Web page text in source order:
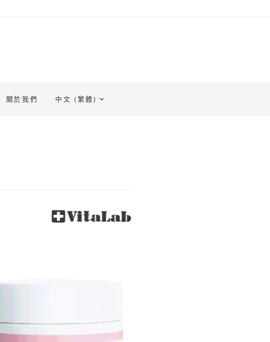
關於我們 中文 (繁體)